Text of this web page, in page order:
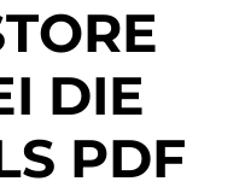
DIE
PDF